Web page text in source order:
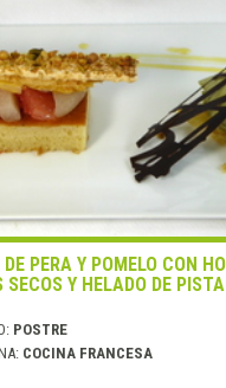
PERA Y POMELO CON
SECOS Y HELADO DE
POSTRE
COCINA FRANCESA